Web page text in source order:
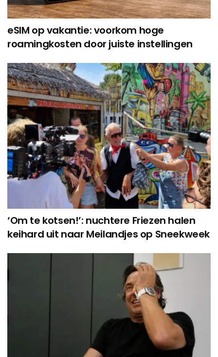
eSIM op vakantie: voorkom hoge
roamingkosten door juiste instellingen
‘Om te kotsen!’: nuchtere Friezen halen
keihard uit naar Meilandjes op Sneekweek